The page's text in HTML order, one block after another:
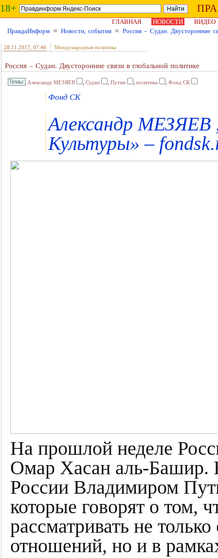
18+
ГЛАВНАЯ НОВОСТИ
ВИДЕО
ПравдаИнформ ≈ Новости, события ≈ Россия – Судан. Двусторонние
28.11.2017 , 07:46 Международная политика
Россия – Судан. Двусторонние связи в глобальной политике
Александр МЕЗЯЕВ , Судан , Путин , политика , Фонд СК
Фонд СК
Александр МЕЗЯЕВ
Культуры» –
На прошлой неделе
Омар Хасан аль-Башир.
России Владимиром
которые говорят о том,
рассматривать не
отношений, но и в